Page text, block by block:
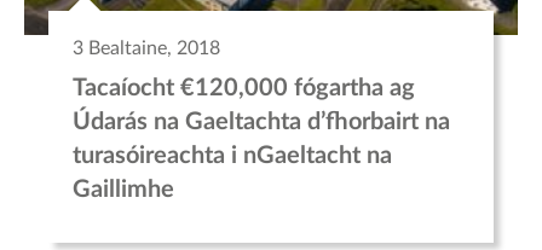
3 Bealtaine, 2018
Tacaíocht €120,000 fógartha ag
Údarás na Gaeltachta d’fhorbairt na
turasóireachta i nGaeltacht na
Gaillimhe